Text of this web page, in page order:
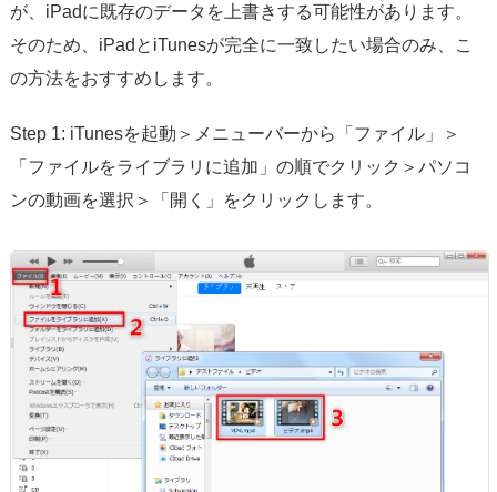
が、iPadに既存のデータを上書きする可能性があります。
そのため、iPadとiTunesが完全に一致したい場合のみ、こ
の方法をおすすめします。
Step 1: iTunesを起動＞メニューバーから「ファイル」＞
「ファイルをライブラリに追加」の順でクリック＞パソコ
ンの動画を選択＞「開く」をクリックします。